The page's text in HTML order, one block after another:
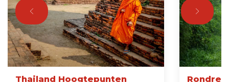
Thailand Hoogtepunten